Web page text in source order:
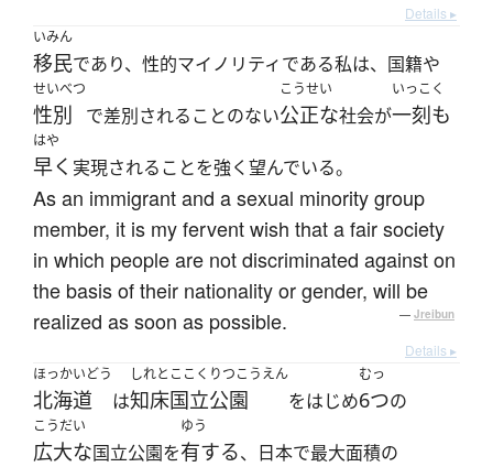
Details ▸
いみん
移民であり、性的マイノリティである私は、国籍や
せいべつ
性別 で差別されることのない
こうせい
公正な社会が
いっこく
一刻も
はや
早く 実現されることを強く望んでいる。
As an immigrant and a sexual minority group
member, it is my fervent wish that a fair society
in which people are not discriminated against on
the basis of their nationality or gender, will be
realized as soon as possible.
— Jreibun
Details ▸
ほっかいどう
北海道 は
しれとここくりつこうえん
知床国立公園 をはじめ
むっ
6つの
こうだい
広大な国立公園を
ゆう
有する、日本で最大面積の